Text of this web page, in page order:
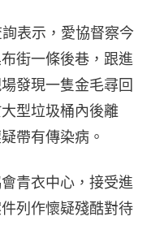
表示，愛協督察今
街一條後巷，跟進
發現一隻金毛尋回
型垃圾桶內後離
帶有傳染病。
青衣中心，接受進
列作懷疑殘酷對待